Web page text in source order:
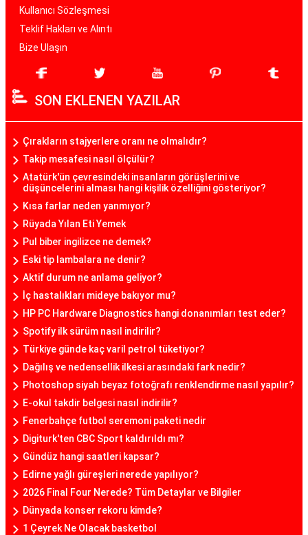
Kullanıcı Sözleşmesi
Teklif Hakları ve Alıntı
Bize Ulaşın
SON EKLENEN YAZILAR
Çırakların stajyerlere oranı ne olmalıdır?
Takip mesafesi nasıl ölçülür?
Atatürk'ün çevresindeki insanların görüşlerini ve
düşüncelerini alması hangi kişilik özelliğini gösteriyor?
Kısa farlar neden yanmıyor?
Rüyada Yılan Eti Yemek
Pul biber ingilizce ne demek?
Eski tip lambalara ne denir?
Aktif durum ne anlama geliyor?
İç hastalıkları mideye bakıyor mu?
HP PC Hardware Diagnostics hangi donanımları test eder?
Spotify ilk sürüm nasıl indirilir?
Türkiye günde kaç varil petrol tüketiyor?
Dağılış ve nedensellik ilkesi arasındaki fark nedir?
Photoshop siyah beyaz fotoğrafı renklendirme nasıl yapılır?
E-okul takdir belgesi nasıl indirilir?
Fenerbahçe futbol seremoni paketi nedir
Digiturk'ten CBC Sport kaldırıldı mı?
Gündüz hangi saatleri kapsar?
Edirne yağlı güreşleri nerede yapılıyor?
2026 Final Four Nerede? Tüm Detaylar ve Bilgiler
Dünyada konser rekoru kimde?
1 Çeyrek Ne Olacak basketbol